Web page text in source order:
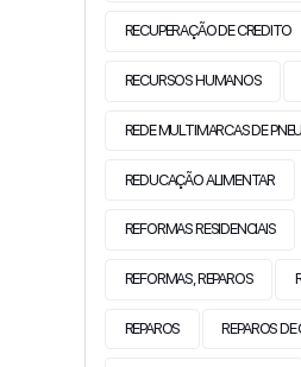
RECUPERAÇÃO DE CREDITO
RECURSOS HUMANOS
REDE MULTIMARCAS DE
REDUCAÇÃO ALIMENTAR
REFORMAS RESIDENCIAIS
REFORMAS, REPAROS
REPAROS REPAROS